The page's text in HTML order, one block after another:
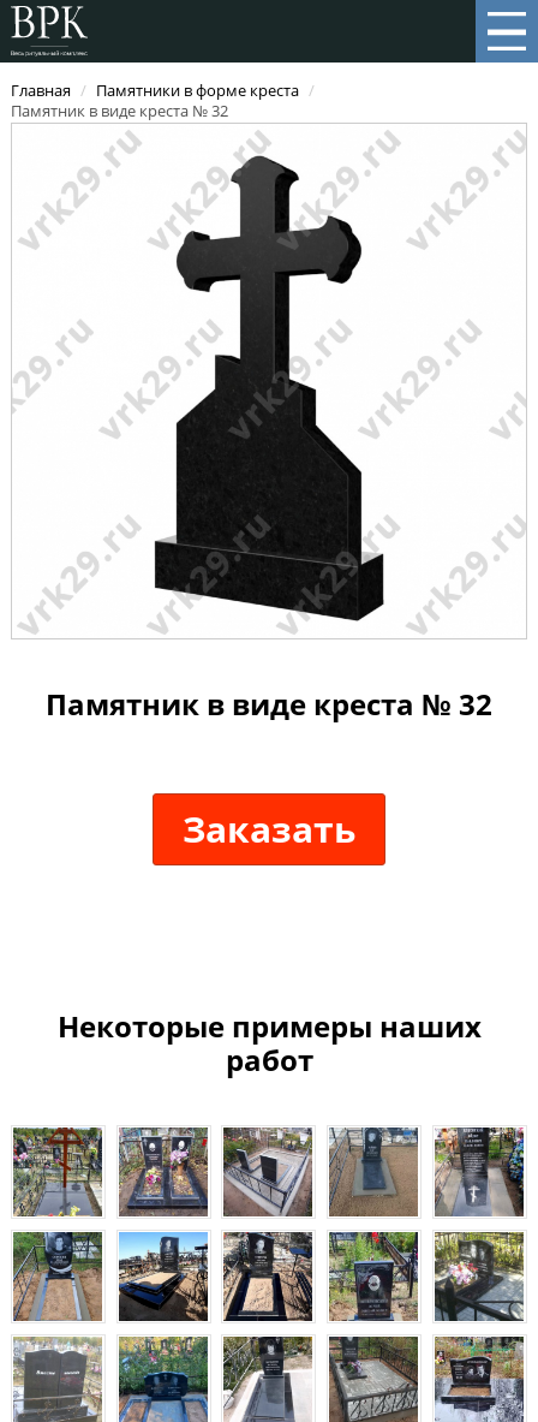
Главная / Памятники в форме креста /
Памятник в виде креста № 32
Памятник в виде креста № 32
Заказать
Некоторые примеры наших
работ